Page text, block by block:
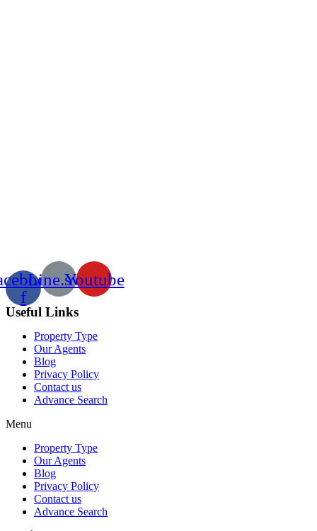
f
Line.svgYoutube
Useful Links
Property Type
Our Agents
Blog
Privacy Policy
Contact us
Advance Search
Menu
Property Type
Our Agents
Blog
Privacy Policy
Contact us
Advance Search